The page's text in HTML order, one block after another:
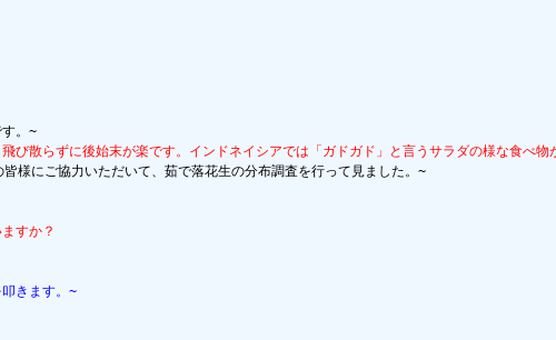
散らずに後始末が楽です。インドネイシアでは「ガドガド」と言うサラダの様な食
様にご協力いただいて、茹で落花生の分布調査を行って見ました。~
すか？
きます。~